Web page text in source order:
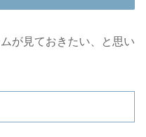
が見ておきたい、と思い